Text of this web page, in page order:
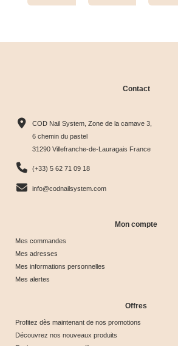
Ultra
Pink
 
Violet
7,00 €
50%
Milky
Contact
COD Nail System, Zone de la camave 3,
6 chemin du pastel
31290 Villefranche-de-Lauragais France
(+33) 5 62 71 09 18
info@codnailsystem.com
Mon compte
Mes commandes
Mes adresses
Mes informations personnelles
Mes alertes
Offres
Profitez dès maintenant de nos promotions
Découvrez nos nouveaux produits